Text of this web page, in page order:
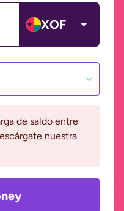
XOF
de saldo entre
nuestra